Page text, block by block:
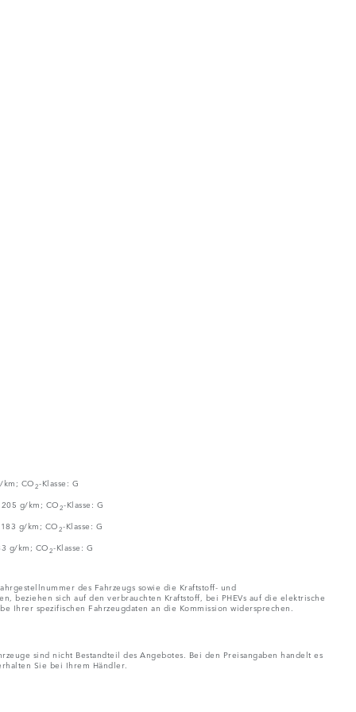
CO2-Klasse: G
g/km; CO2-Klasse: G
g/km; CO2-Klasse: G
g/km; CO2-Klasse: G
des Fahrzeugs sowie die Kraftstoff- und
beziehen sich auf den verbrauchten Kraftstoff, bei PHEVs auf die elektrische
spezifischen Fahrzeugdaten an die Kommission widersprechen.
sind nicht Bestandteil des Angebotes. Bei den Preisangaben handelt es
Sie bei Ihrem Händler.